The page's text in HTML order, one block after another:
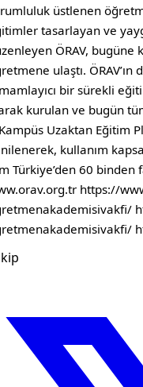
üstlenen
tasarlayan ve
ÖRAV, bugüne
ulaştı.
bir sürekli
kurulan ve bugün
Uzaktan Eğitim
kullanım
Türkiye’den 60 binden
https://